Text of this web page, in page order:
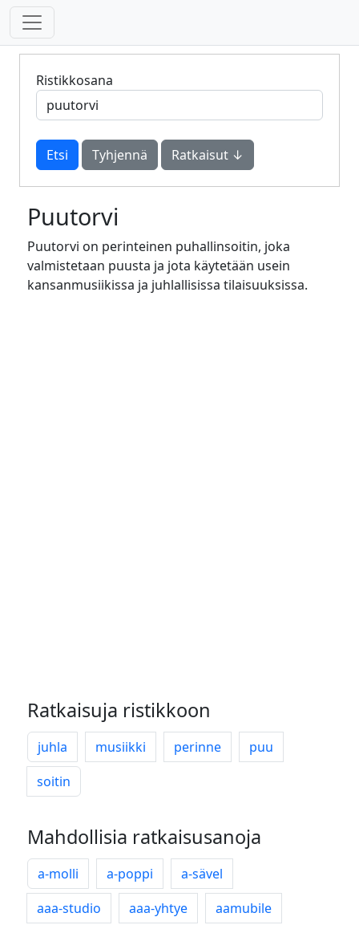
Ristikkosana
Tyhjennä Ratkaisut ↓
Puutorvi
Puutorvi on perinteinen puhallinsoitin, joka
valmistetaan puusta ja jota käytetään usein
kansanmusiikissa ja juhlallisissa tilaisuuksissa.
Ratkaisuja ristikkoon
juhla musiikki perinne
puu
soitin
Mahdollisia ratkaisusanoja
a-molli a-poppi
a-sävel
aaa-studio
aaa-yhtye
aamubile